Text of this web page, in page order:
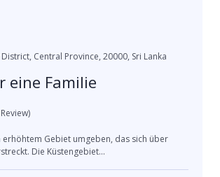
Central Province, 20000, Sri Lanka
eine Familie
erhöhtem Gebiet umgeben, das sich über
Die Küstengebiet...